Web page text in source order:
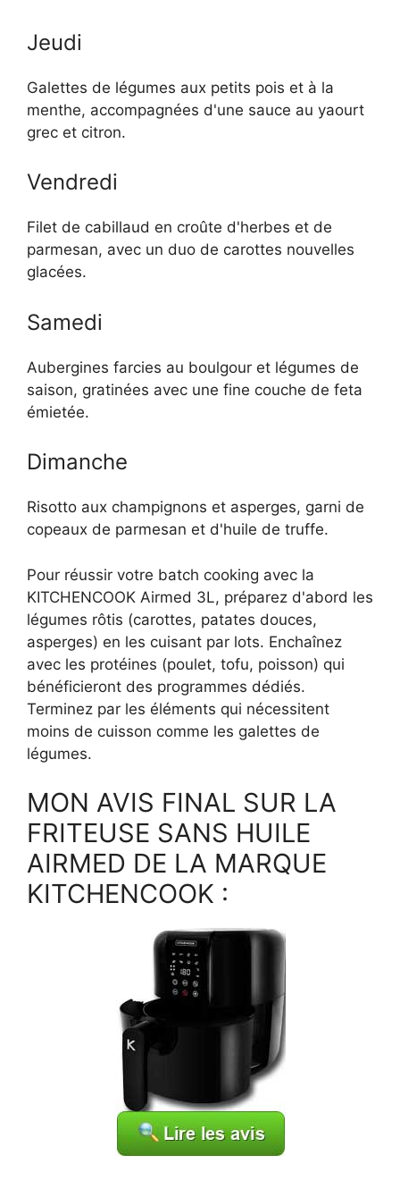
Jeudi
Galettes de légumes aux petits pois et à la
menthe, accompagnées d'une sauce au yaourt
grec et citron.
Vendredi
Filet de cabillaud en croûte d'herbes et de
parmesan, avec un duo de carottes nouvelles
glacées.
Samedi
Aubergines farcies au boulgour et légumes de
saison, gratinées avec une fine couche de feta
émietée.
Dimanche
Risotto aux champignons et asperges, garni de
copeaux de parmesan et d'huile de truffe.
Pour réussir votre batch cooking avec la
KITCHENCOOK Airmed 3L, préparez d'abord les
légumes rôtis (carottes, patates douces,
asperges) en les cuisant par lots. Enchaînez
avec les protéines (poulet, tofu, poisson) qui
bénéficieront des programmes dédiés.
Terminez par les éléments qui nécessitent
moins de cuisson comme les galettes de
légumes.
MON AVIS FINAL SUR LA
FRITEUSE SANS HUILE
AIRMED DE LA MARQUE
KITCHENCOOK :